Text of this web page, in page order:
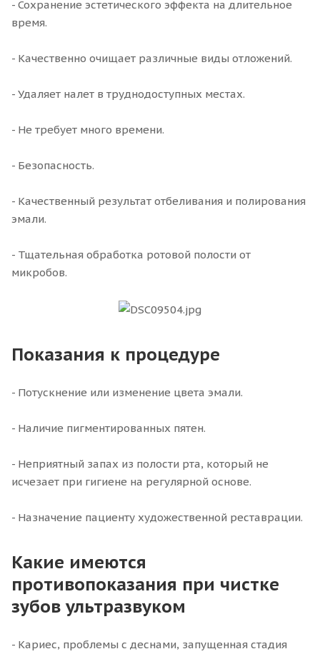
- Сохранение эстетического эффекта на длительное
время.
- Качественно очищает различные виды отложений.
- Удаляет налет в труднодоступных местах.
- Не требует много времени.
- Безопасность.
- Качественный результат отбеливания и полирования
эмали.
- Тщательная обработка ротовой полости от
микробов.
Показания к процедуре
- Потускнение или изменение цвета эмали.
- Наличие пигментированных пятен.
- Неприятный запах из полости рта, который не
исчезает при гигиене на регулярной основе.
- Назначение пациенту художественной реставрации.
Какие имеются
противопоказания при чистке
зубов ультразвуком
- Кариес, проблемы с деснами, запущенная стадия